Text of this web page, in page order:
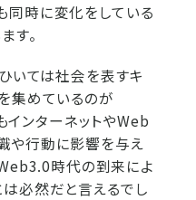
時に変化をしている
す。
ひいては社会を表すキ
集めているのが
インターネットやWeb
や行動に影響を与え
時代の到来によ
必然だと言えるでし